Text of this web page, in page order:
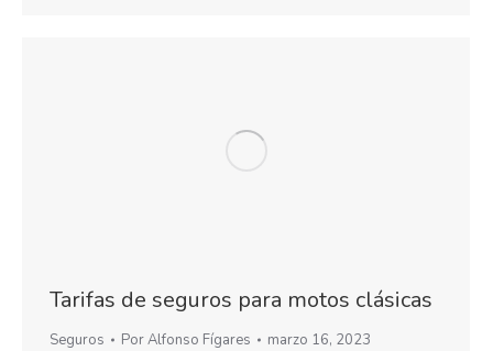
Tarifas de seguros para motos clásicas
Seguros PorAlfonso Fígares marzo 16, 2023